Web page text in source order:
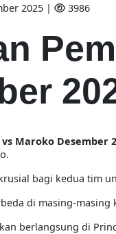
2025 | 3986
Maroko Desember
bagi kedua tim
di masing-
berlangsung di